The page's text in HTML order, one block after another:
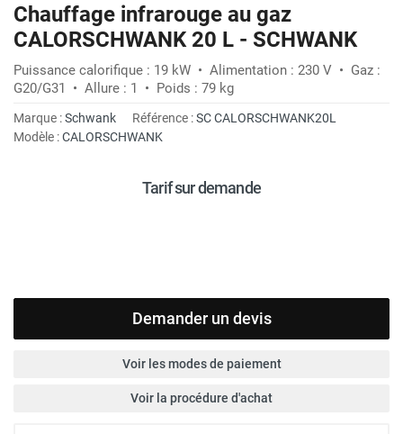
Chauffage infrarouge au gaz
CALORSCHWANK 20 L - SCHWANK
Puissance calorifique : 19 kW • Alimentation : 230 V • Gaz :
G20/G31 • Allure : 1 • Poids : 79 kg
Marque :Schwank Référence :SC CALORSCHWANK20L
Modèle :CALORSCHWANK
Tarif sur demande
Demander un devis
Voir les modes de paiement
Voir la procédure d'achat